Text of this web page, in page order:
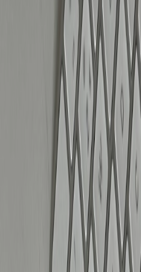
maar de juiste
merk en hoe je
formats.
beelden werken beter
en direct een
video’s presteren vaak
product of oplossing
reels op dit moment het
van nieuwe
beste formaten om in te